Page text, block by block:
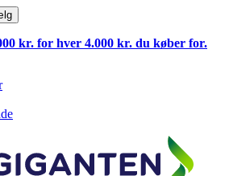
kr. for hver 4.000 kr. du køber for.